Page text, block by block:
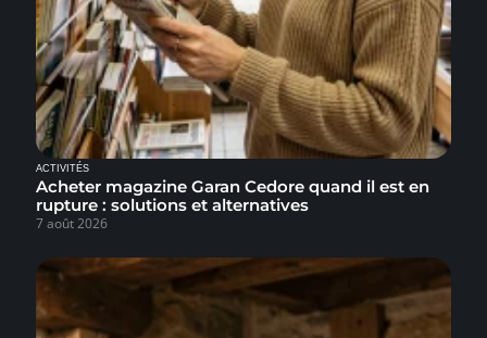
ACTIVITÉS
Acheter magazine Garan Cedore quand il est en
rupture : solutions et alternatives
7 août 2026